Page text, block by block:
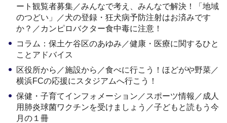
ート観覧者募集／みんなで考え、みんなで解決！「地域
のつどい」／犬の登録・狂犬病予防注射はお済みです
か？／カンピロバクター食中毒に注意！
コラム：保土ケ谷区のあゆみ／健康・医療に関するひと
ことアドバイス
区役所から／施設から／食べに行こう！ほどがや野菜／
横浜FCの応援にスタジアムへ行こう！
保健・子育てインフォメーション／スポーツ情報／成人
用肺炎球菌ワクチンを受けましょう／子どもと読もう今
月の１冊